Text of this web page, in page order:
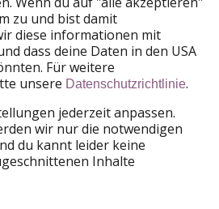
ihr die Region gar nicht so
als Standort-Roadtrip (Ein
wieder Tagesausflüge macht)
startet ihr Richtung Süden,
entlang bis nachSanta Cruz.
die Half Moon Bay
zu und bist damit
diese informationen mit
dass deine Daten in den USA
Für weitere
unsere Datenschutzrichtlinie.
jederzeit anpassen.
wir nur die notwendigen
du kannt leider keine
Inhalte